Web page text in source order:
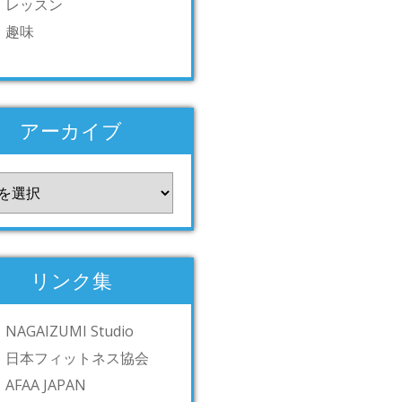
レッスン
趣味
アーカイブ
リンク集
NAGAIZUMI Studio
日本フィットネス協会
AFAA JAPAN